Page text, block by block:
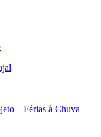
– Férias à Chuva